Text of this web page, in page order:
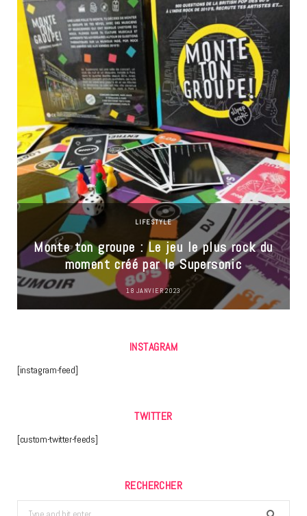
LIFESTYLE
Monte ton groupe : Le jeu le plus rock du
moment créé par le Supersonic
18 JANVIER 2023
INSTAGRAM
[instagram-feed]
TWITTER
[custom-twitter-feeds]
RECHERCHER
Search